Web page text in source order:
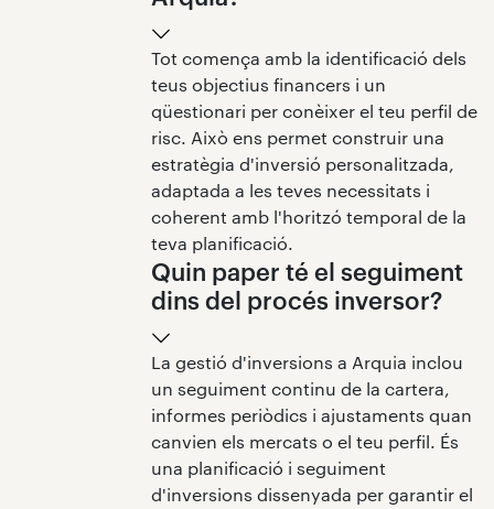
Tot comença amb la identificació dels
teus objectius financers i un
qüestionari per conèixer el teu perfil de
risc. Això ens permet construir una
estratègia d'inversió personalitzada,
adaptada a les teves necessitats i
coherent amb l'horitzó temporal de la
teva planificació.
Quin paper té el seguiment
dins del procés inversor?
La gestió d'inversions a Arquia inclou
un seguiment continu de la cartera,
informes periòdics i ajustaments quan
canvien els mercats o el teu perfil. És
una planificació i seguiment
d'inversions dissenyada per garantir el